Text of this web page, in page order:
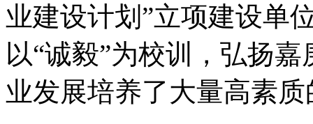
业建设计划”立项建设单
以“诚毅”为校训，弘扬
业发展培养了大量高素